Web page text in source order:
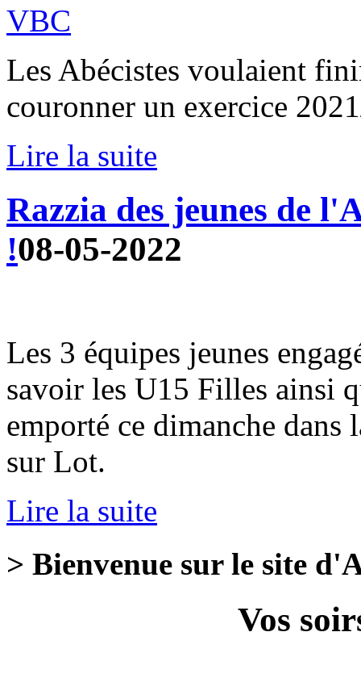
Les Abécistes voulaient
couronner un exercice
Lire la suite
Razzia des jeunes de
!08-05-2022
Les 3 équipes jeunes
savoir les U15 Filles ainsi
emporté ce dimanche dans
sur Lot.
Lire la suite
> Bienvenue sur le site
Vos